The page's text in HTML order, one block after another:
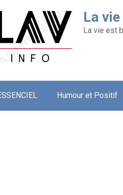
La
La vie est
Humour et Positif